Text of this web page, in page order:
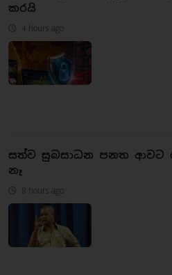
කරයි
4 hours ago
සත්ව සුබසාධන පනත ආවට
නෑ
8 hours ago